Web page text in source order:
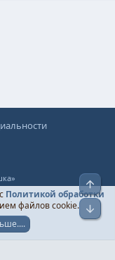
Политикой обработки
файлов cookie.
Верх